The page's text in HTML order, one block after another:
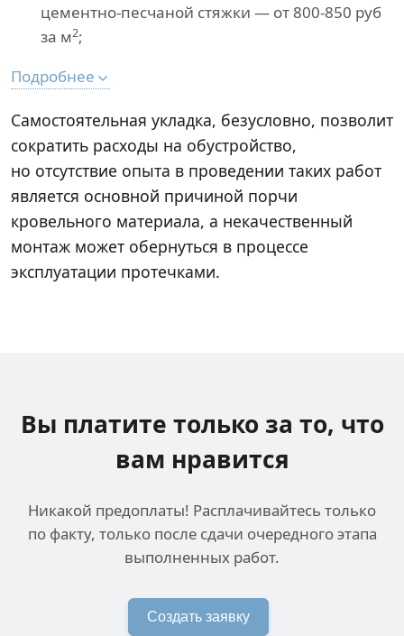
цементно-песчаной стяжки — от 800-850 руб
за м2;
Подробнее
Самостоятельная укладка, безусловно, позволит
сократить расходы на обустройство,
но отсутствие опыта в проведении таких работ
является основной причиной порчи
кровельного материала, а некачественный
монтаж может обернуться в процессе
эксплуатации протечками.
Вы платите только за то, что
вам нравится
Никакой предоплаты! Расплачивайтесь только
по факту, только после сдачи очередного этапа
выполненных работ.
Создать заявку